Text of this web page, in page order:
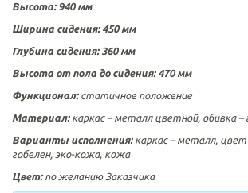
Высота: 940 мм
Ширина сидения: 450 мм
Глубина сидения: 360 мм
Высота от пола до сидения: 470 мм
Функционал:статичное положение
Материал:каркас – металл цветной, обивка –
Варианты исполнения:каркас – металл, цвет
гобелен, эко-кожа, кожа
Цвет: по желанию Заказчика